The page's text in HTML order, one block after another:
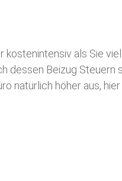
als Sie
dessen Beizug
natürlich höher aus,